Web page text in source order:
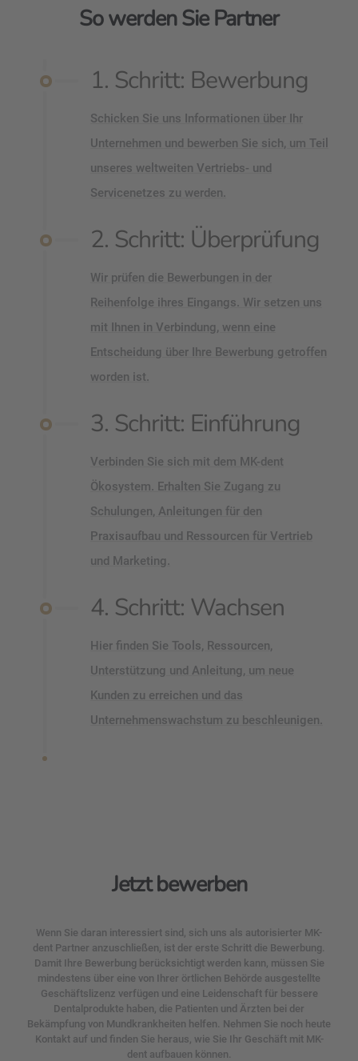
So werden Sie Partner
1. Schritt: Bewerbung
Schicken Sie uns Informationen über Ihr
Unternehmen und bewerben Sie sich, um Teil
unseres weltweiten Vertriebs- und
Servicenetzes zu werden.
2. Schritt: Überprüfung
Wir prüfen die Bewerbungen in der
Reihenfolge ihres Eingangs. Wir setzen uns
mit Ihnen in Verbindung, wenn eine
Entscheidung über Ihre Bewerbung getroffen
worden ist.
3. Schritt: Einführung
Verbinden Sie sich mit dem MK-dent
Ökosystem. Erhalten Sie Zugang zu
Schulungen, Anleitungen für den
Praxisaufbau und Ressourcen für Vertrieb
und Marketing.
4. Schritt: Wachsen
Hier finden Sie Tools, Ressourcen,
Unterstützung und Anleitung, um neue
Kunden zu erreichen und das
Unternehmenswachstum zu beschleunigen.
Jetzt bewerben
Wenn Sie daran interessiert sind, sich uns als autorisierter MK-
dent Partner anzuschließen, ist der erste Schritt die Bewerbung.
Damit Ihre Bewerbung berücksichtigt werden kann, müssen Sie
mindestens über eine von Ihrer örtlichen Behörde ausgestellte
Geschäftslizenz verfügen und eine Leidenschaft für bessere
Dentalprodukte haben, die Patienten und Ärzten bei der
Bekämpfung von Mundkrankheiten helfen. Nehmen Sie noch heute
Kontakt auf und finden Sie heraus, wie Sie Ihr Geschäft mit MK-
dent aufbauen können.